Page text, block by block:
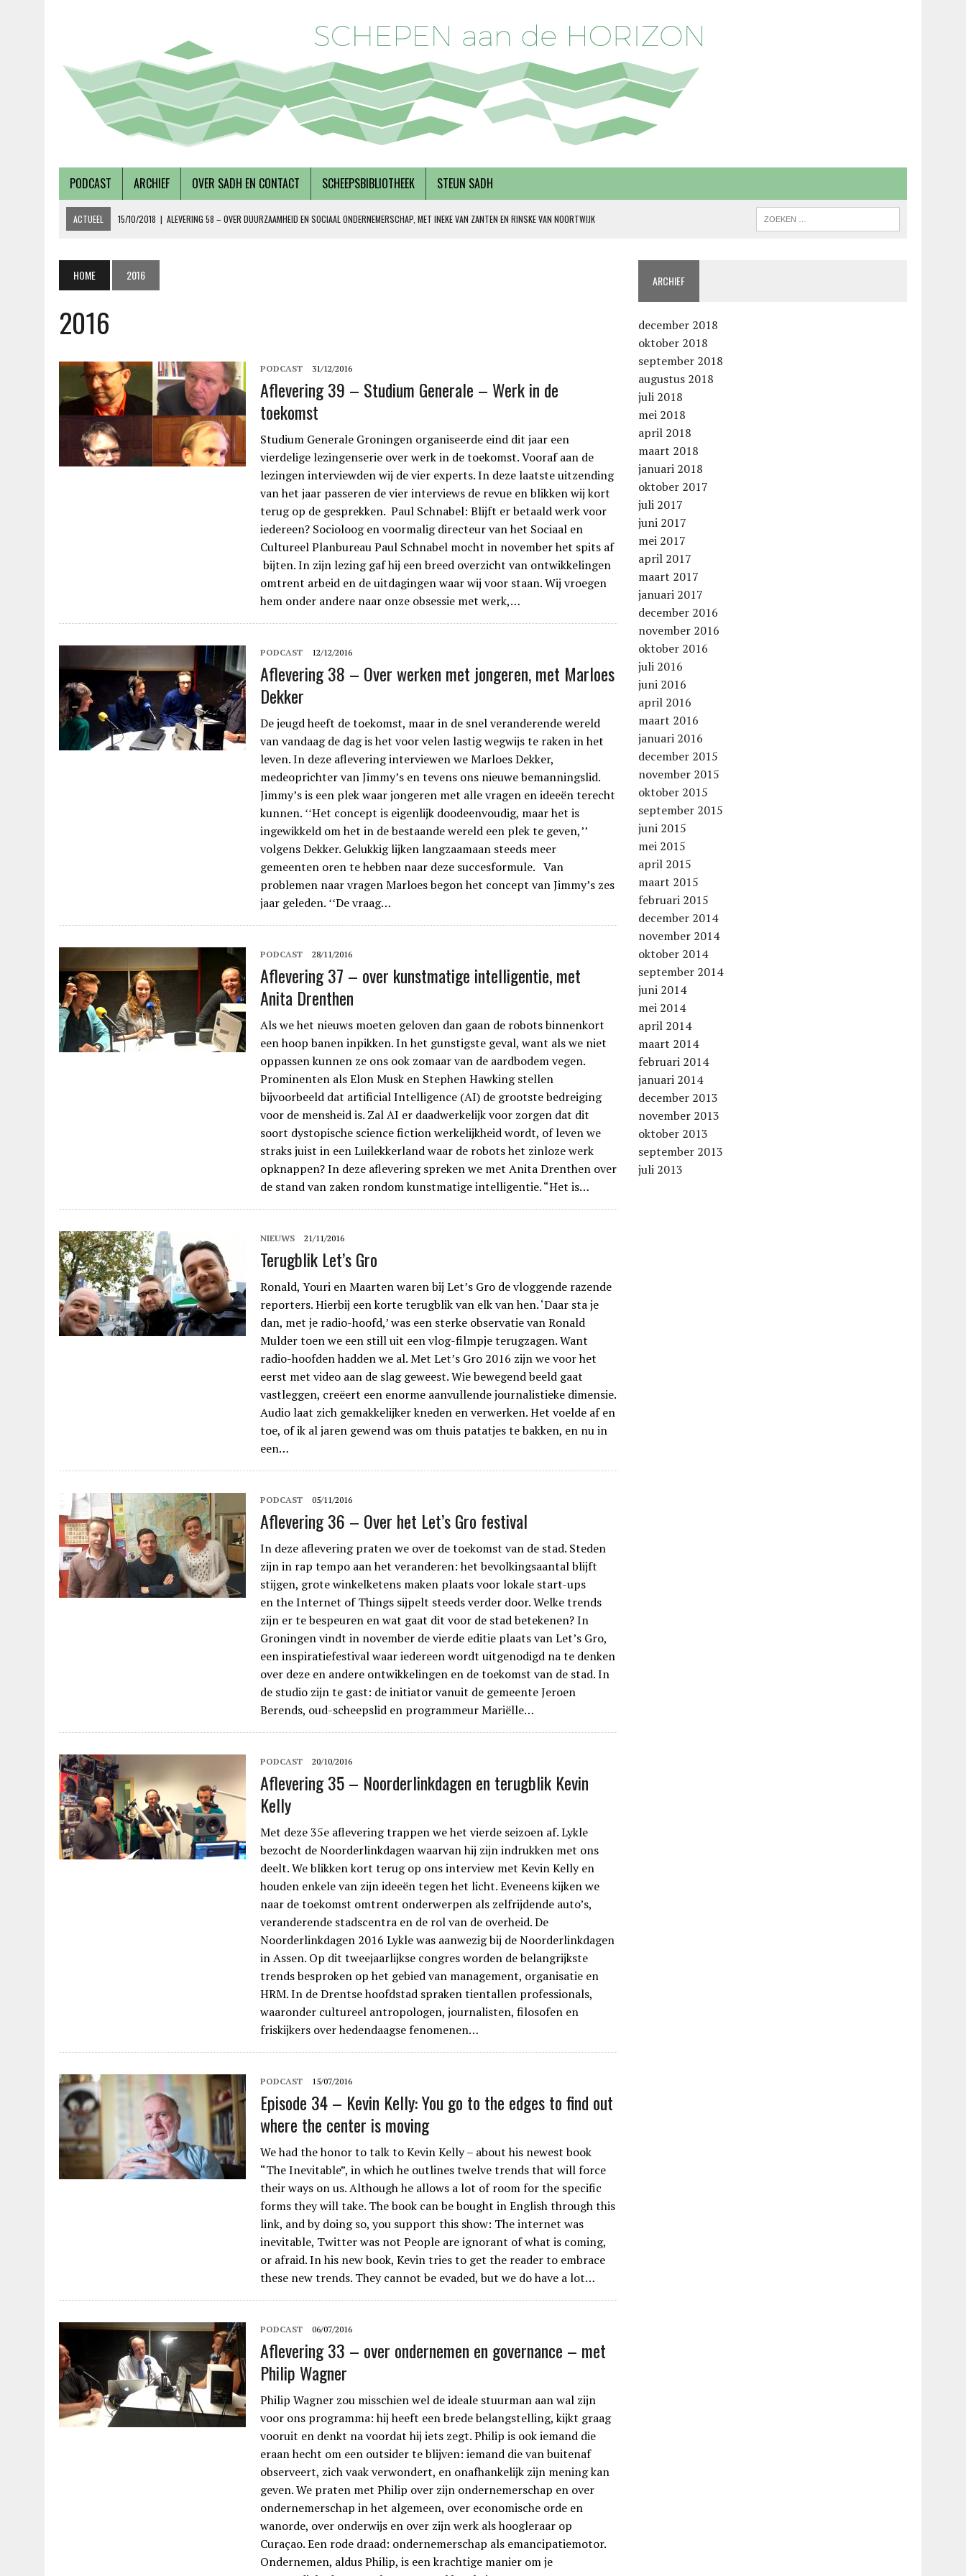
PODCAST ARCHIEF OVER SADH EN CONTACT SCHEEPSBIBLIOTHEEK STEUN SADH
ACTUEEL 15/10/2018 | ALEVERING 58 – OVER DUURZAAMHEID EN SOCIAAL ONDERNEMERSCHAP, MET INEKE VAN ZANTEN EN RINSKE VAN NOORTWIJK
27/07/2018 | AFLEVERING 56 – OVER METABOLE ZIEKTEN, MET TERRY DERKS
08/12/2018
HOME 2016
2016
PODCAST 31/12/2016
Aflevering 39 – Studium Generale – Werk in de
toekomst
Studium Generale Groningen organiseerde eind dit jaar een
vierdelige lezingenserie over werk in de toekomst. Vooraf aan de
lezingen interviewden wij de vier experts. In deze laatste uitzending
van het jaar passeren de vier interviews de revue en blikken wij kort
terug op de gesprekken. Paul Schnabel: Blijft er betaald werk voor
iedereen? Socioloog en voormalig directeur van het Sociaal en
Cultureel Planbureau Paul Schnabel mocht in november het spits af
bijten. In zijn lezing gaf hij een breed overzicht van ontwikkelingen
omtrent arbeid en de uitdagingen waar wij voor staan. Wij vroegen
hem onder andere naar onze obsessie met werk,…
PODCAST 12/12/2016
Aflevering 38 – Over werken met jongeren, met Marloes
Dekker
De jeugd heeft de toekomst, maar in de snel veranderende wereld
van vandaag de dag is het voor velen lastig wegwijs te raken in het
leven. In deze aflevering interviewen we Marloes Dekker,
medeoprichter van Jimmy’s en tevens ons nieuwe bemanningslid.
Jimmy’s is een plek waar jongeren met alle vragen en ideeën terecht
kunnen. ʻʻHet concept is eigenlijk doodeenvoudig, maar het is
ingewikkeld om het in de bestaande wereld een plek te geven,ʼʼ
volgens Dekker. Gelukkig lijken langzaamaan steeds meer
gemeenten oren te hebben naar deze succesformule. Van
problemen naar vragen Marloes begon het concept van Jimmy’s zes
jaar geleden. ʻʻDe vraag…
PODCAST 28/11/2016
Aflevering 37 – over kunstmatige intelligentie, met
Anita Drenthen
Als we het nieuws moeten geloven dan gaan de robots binnenkort
een hoop banen inpikken. In het gunstigste geval, want als we niet
oppassen kunnen ze ons ook zomaar van de aardbodem vegen.
Prominenten als Elon Musk en Stephen Hawking stellen
bijvoorbeeld dat artificial Intelligence (AI) de grootste bedreiging
voor de mensheid is. Zal AI er daadwerkelijk voor zorgen dat dit
soort dystopische science fiction werkelijkheid wordt, of leven we
straks juist in een Luilekkerland waar de robots het zinloze werk
opknappen? In deze aflevering spreken we met Anita Drenthen over
de stand van zaken rondom kunstmatige intelligentie. “Het is…
NIEUWS 21/11/2016
Terugblik Let’s Gro
Ronald, Youri en Maarten waren bij Let’s Gro de vloggende razende
reporters. Hierbij een korte terugblik van elk van hen. ‘Daar sta je
dan, met je radio-hoofd,’ was een sterke observatie van Ronald
Mulder toen we een still uit een vlog-filmpje terugzagen. Want
radio-hoofden hadden we al. Met Let’s Gro 2016 zijn we voor het
eerst met video aan de slag geweest. Wie bewegend beeld gaat
vastleggen, creëert een enorme aanvullende journalistieke dimensie.
Audio laat zich gemakkelijker kneden en verwerken. Het voelde af en
toe, of ik al jaren gewend was om thuis patatjes te bakken, en nu in
een…
PODCAST 05/11/2016
Aflevering 36 – Over het Let’s Gro festival
In deze aflevering praten we over de toekomst van de stad. Steden
zijn in rap tempo aan het veranderen: het bevolkingsaantal blijft
stijgen, grote winkelketens maken plaats voor lokale start-ups
en the Internet of Things sijpelt steeds verder door. Welke trends
zijn er te bespeuren en wat gaat dit voor de stad betekenen? In
Groningen vindt in november de vierde editie plaats van Let’s Gro,
een inspiratiefestival waar iedereen wordt uitgenodigd na te denken
over deze en andere ontwikkelingen en de toekomst van de stad. In
de studio zijn te gast: de initiator vanuit de gemeente Jeroen
Berends, oud-scheepslid en programmeur Mariëlle…
PODCAST 20/10/2016
Aflevering 35 – Noorderlinkdagen en terugblik Kevin
Kelly
Met deze 35e aflevering trappen we het vierde seizoen af. Lykle
bezocht de Noorderlinkdagen waarvan hij zijn indrukken met ons
deelt. We blikken kort terug op ons interview met Kevin Kelly en
houden enkele van zijn ideeën tegen het licht. Eveneens kijken we
naar de toekomst omtrent onderwerpen als zelfrijdende auto’s,
veranderende stadscentra en de rol van de overheid. De
Noorderlinkdagen 2016 Lykle was aanwezig bij de Noorderlinkdagen
in Assen. Op dit tweejaarlijkse congres worden de belangrijkste
trends besproken op het gebied van management, organisatie en
HRM. In de Drentse hoofdstad spraken tientallen professionals,
waaronder cultureel antropologen, journalisten, filosofen en
friskijkers over hedendaagse fenomenen…
PODCAST 15/07/2016
Episode 34 – Kevin Kelly: You go to the edges to find out
where the center is moving
We had the honor to talk to Kevin Kelly – about his newest book
“The Inevitable”, in which he outlines twelve trends that will force
their ways on us. Although he allows a lot of room for the specific
forms they will take. The book can be bought in English through this
link, and by doing so, you support this show: The internet was
inevitable, Twitter was not People are ignorant of what is coming,
or afraid. In his new book, Kevin tries to get the reader to embrace
these new trends. They cannot be evaded, but we do have a lot…
PODCAST 06/07/2016
Aflevering 33 – over ondernemen en governance – met
Philip Wagner
Philip Wagner zou misschien wel de ideale stuurman aan wal zijn
voor ons programma: hij heeft een brede belangstelling, kijkt graag
vooruit en denkt na voordat hij iets zegt. Philip is ook iemand die
eraan hecht om een outsider te blijven: iemand die van buitenaf
observeert, zich vaak verwondert, en onafhankelijk zijn mening kan
geven. We praten met Philip over zijn ondernemerschap en over
ondernemerschap in het algemeen, over economische orde en
wanorde, over onderwijs en over zijn werk als hoogleraar op
Curaçao. Een rode draad: ondernemerschap als emancipatiemotor.
Ondernemen, aldus Philip, is een krachtige manier om je
ARCHIEF
december 2018
oktober 2018
september 2018
augustus 2018
juli 2018
mei 2018
april 2018
maart 2018
januari 2018
oktober 2017
juli 2017
juni 2017
mei 2017
april 2017
maart 2017
januari 2017
december 2016
november 2016
oktober 2016
juli 2016
juni 2016
april 2016
maart 2016
januari 2016
december 2015
november 2015
oktober 2015
september 2015
juni 2015
mei 2015
april 2015
maart 2015
februari 2015
december 2014
november 2014
oktober 2014
september 2014
juni 2014
mei 2014
april 2014
maart 2014
februari 2014
januari 2014
december 2013
november 2013
oktober 2013
september 2013
juli 2013